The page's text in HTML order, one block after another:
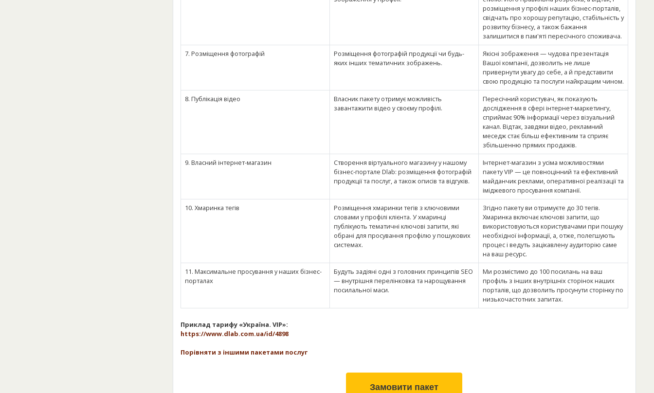
розміщення у профілі наших бізнес-порталів,
свідчать про хорошу репутацію, стабільність у
розвитку бізнесу, а також бажання
залишитися в пам'яті пересічного споживача.
7. Розміщення фотографій
Розміщення фотографій продукції чи будь-
яких інших тематичних зображень.
Якісні зображення — чудова презентація
Вашої компанії, дозволить не лише
привернути увагу до себе, а й представити
свою продукцію та послуги найкращим чином.
8. Публікація відео
Власник пакету отримує можливість
завантажити відео у своєму профілі.
Пересічний користувач, як показують
дослідження в сфері інтернет-маркетингу,
сприймає 90% інформації через візуальний
канал. Відтак, завдяки відео, рекламний
меседж стає більш ефективним та сприяє
збільшенню прямих продажів.
9. Власний інтернет-магазин
Створення віртуального магазину у нашому
бізнес-портале Dlab: розміщення фотографій
продукції та послуг, а також описів та відгуків.
Інтернет-магазин з усіма можливостями
пакету VIP — це повноцінний та ефективний
майданчик реклами, оперативної реалізації та
іміджевого просування компанії.
10. Хмаринка тегів
Розміщення хмаринки тегів з ключовими
словами у профілі клієнта. У хмаринці
публікують тематичні ключові запити, які
обрані для просування профілю у пошукових
системах.
Згідно пакету ви отримуєте до 30 тегів.
Хмаринка включає ключові запити, що
використовуються користувачами при пошуку
необхідної інформації, а, отже, полегшують
процес і ведуть зацікавлену аудиторію саме
на ваш ресурс.
11. Максимальне просування у наших бізнес-
порталах
Будуть задіяні одні з головних принципів SEO
— внутрішня перелінковка та нарощування
посилальної маси.
Ми розмістимо до 100 посилань на ваш
профіль з інших внутрішніх сторінок наших
порталів, що дозволить просунути сторінку по
низькочастотних запитах.
Приклад тарифу «Україна. VIP»:
https://www.dlab.com.ua/id/4898
Порівняти з іншими пакетами послуг
Замовити пакет